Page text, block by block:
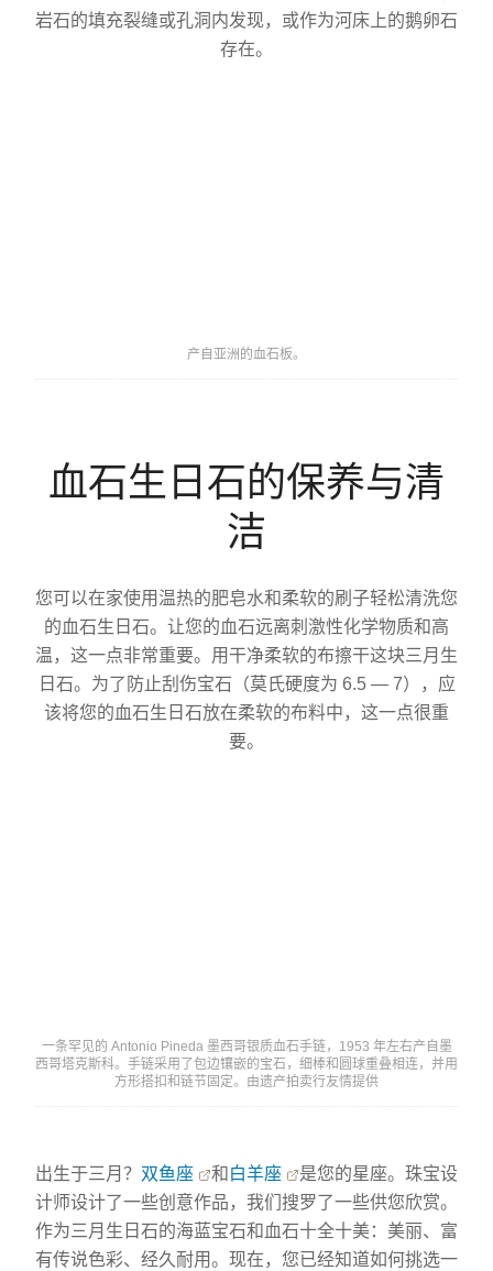
岩石的填充裂缝或孔洞内发现，或作为河床上的鹅卵石
存在。
产自亚洲的血石板。
血石生日石的保养与清
洁
您可以在家使用温热的肥皂水和柔软的刷子轻松清洗您
的血石生日石。让您的血石远离刺激性化学物质和高
温，这一点非常重要。用干净柔软的布擦干这块三月生
日石。为了防止刮伤宝石（莫氏硬度为 6.5 — 7），应
该将您的血石生日石放在柔软的布料中，这一点很重
要。
一条罕见的 Antonio Pineda 墨西哥银质血石手链，1953 年左右产自墨
西哥塔克斯科。手链采用了包边镶嵌的宝石，细棒和圆球重叠相连，并用
方形搭扣和链节固定。由遗产拍卖行友情提供
出生于三月？ 双鱼座 和 白羊座
是您的星座。珠宝设
计师设计了一些创意作品，我们搜罗了一些供您欣赏。
作为三月生日石的海蓝宝石和血石十全十美：美丽、富
有传说色彩、经久耐用。现在，您已经知道如何挑选一